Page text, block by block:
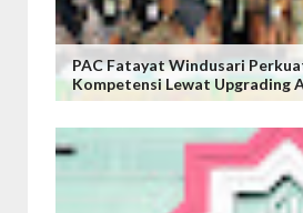
PAC Fatayat Windusari
Kompetensi Lewat Upgrading